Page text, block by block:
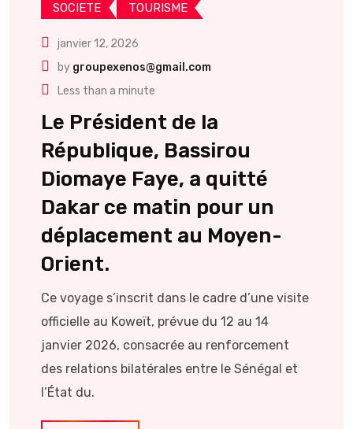
SOCIETE
TOURISME
janvier 12, 2026
by groupexenos@gmail.com
Less than a minute
Le Président de la
République, Bassirou
Diomaye Faye, a quitté
Dakar ce matin pour un
déplacement au Moyen-
Orient.
Ce voyage s’inscrit dans le cadre d’une visite
officielle au Koweït, prévue du 12 au 14
janvier 2026, consacrée au renforcement
des relations bilatérales entre le Sénégal et
l’État du.